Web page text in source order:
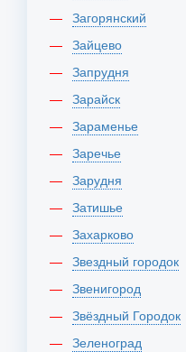
Загорянский
Зайцево
Запрудня
Зарайск
Зараменье
Заречье
Зарудня
Затишье
Захарково
Звездный городок
Звенигород
Звёздный Городок
Зеленоград